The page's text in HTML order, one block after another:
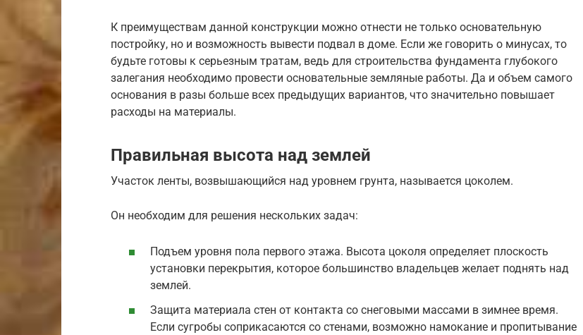
К преимуществам данной конструкции можно отнести не только основательную
постройку, но и возможность вывести подвал в доме. Если же говорить о минусах, то
будьте готовы к серьезным тратам, ведь для строительства фундамента глубокого
залегания необходимо провести основательные земляные работы. Да и объем самого
основания в разы больше всех предыдущих вариантов, что значительно повышает
расходы на материалы.
Правильная высота над землей
Участок ленты, возвышающийся над уровнем грунта, называется цоколем.
Он необходим для решения нескольких задач:
Подъем уровня пола первого этажа. Высота цоколя определяет плоскость
установки перекрытия, которое большинство владельцев желает поднять над
землей.
Защита материала стен от контакта со снеговыми массами в зимнее время.
Если сугробы соприкасаются со стенами, возможно намокание и пропитывание